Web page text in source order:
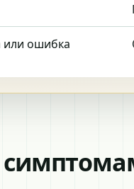
или ошибка